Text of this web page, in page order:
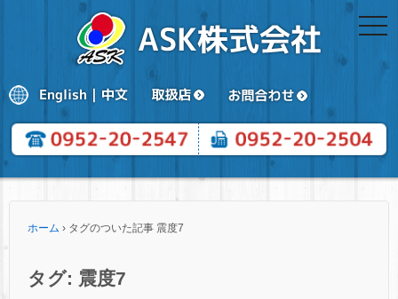
ホーム › タグのついた記事 震度7
タグ: 震度7